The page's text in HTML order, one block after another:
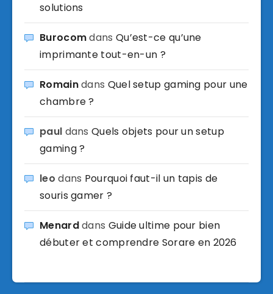
solutions
Burocomdans Qu’est-ce qu’une
imprimante tout-en-un ?
Romaindans Quel setup gaming pour une
chambre ?
paul dansQuels objets pour un setup
gaming ?
leo dans Pourquoi faut-il un tapis de
souris gamer ?
Menarddans Guide ultime pour bien
débuter et comprendre Sorare en 2026